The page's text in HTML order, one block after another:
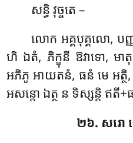
សន្ធិ វុច្ចតេ –
លោក អគ្គបុគ្គលោ, ប
ហិ ឯតំ, ភិក្ខុនី ឱវាទោ, មា
អភិភូ អាយតនំ, ធនំ មេ អត្ថិ,
អសន្តោ ឯត្ថ ន ទិស្សន្តិ ឥតី
២៦. សរោ